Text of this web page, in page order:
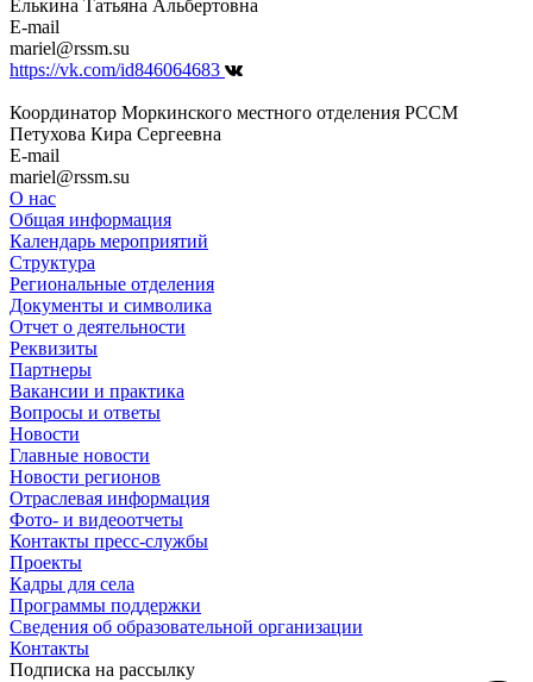
Елькина Татьяна Альбертовна
E-mail
mariel@rssm.su
https://vk.com/id846064683
Координатор Моркинского местного отделения РССМ
Петухова Кира Сергеевна
E-mail
mariel@rssm.su
О нас
Общая информация
Календарь мероприятий
Структура
Региональные отделения
Документы и символика
Отчет о деятельности
Реквизиты
Партнеры
Вакансии и практика
Вопросы и ответы
Новости
Главные новости
Новости регионов
Отраслевая информация
Фото- и видеоотчеты
Контакты пресс-службы
Проекты
Кадры для села
Программы поддержки
Сведения об образовательной организации
Контакты
Подписка на рассылку